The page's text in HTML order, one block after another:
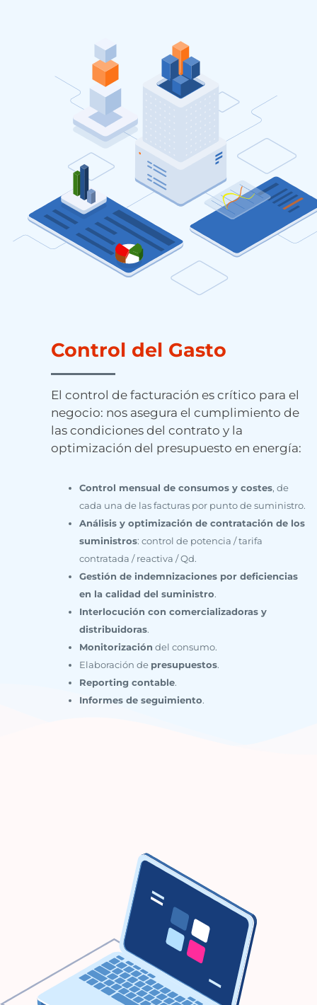
Control del Gasto
El control de facturación es crítico para el
negocio: nos asegura el cumplimiento de
las condiciones del contrato y la
optimización del presupuesto en energía:
Control mensual de consumos y costes, de
cada una de las facturas por punto de suministro.
Análisis y optimización de contratación de los
suministros: control de potencia / tarifa
contratada / reactiva / Qd.
Gestión de indemnizaciones por deficiencias
en la calidad del suministro.
Interlocución con comercializadoras y
distribuidoras.
Monitorización del consumo.
Elaboración de presupuestos.
Reporting contable.
Informes de seguimiento.